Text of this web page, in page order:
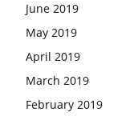
June 2019
May 2019
April 2019
March 2019
February 2019